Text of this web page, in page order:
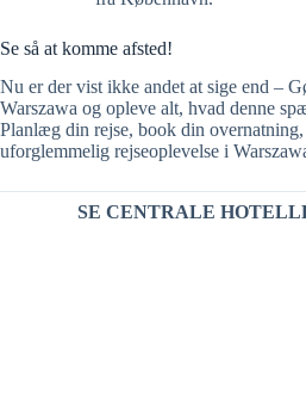
Se så at komme afsted!
Nu er der vist ikke andet at sige end –
Warszawa og opleve alt, hvad denne
Planlæg din rejse, book din
uforglemmelig rejseoplevelse i
SE CENTRALE